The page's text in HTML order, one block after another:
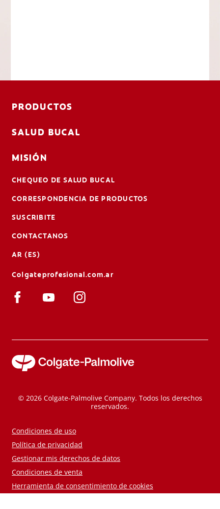
PRODUCTOS
SALUD BUCAL
MISIÓN
CHEQUEO DE SALUD BUCAL
CORRESPONDENCIA DE PRODUCTOS
SUSCRIBITE
CONTACTANOS
AR (ES)
Colgateprofesional.com.ar
© 2026 Colgate-Palmolive Company. Todos los derechos
reservados.
Condiciones de uso
Política de privacidad
Gestionar mis derechos de datos
Condiciones de venta
Herramienta de consentimiento de cookies